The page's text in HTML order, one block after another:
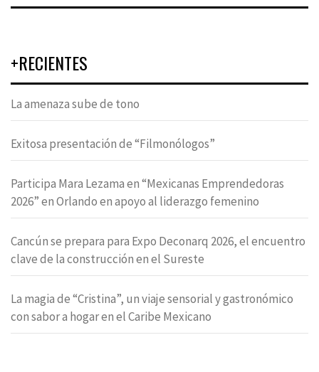
+RECIENTES
La amenaza sube de tono
Exitosa presentación de “Filmonólogos”
Participa Mara Lezama en “Mexicanas Emprendedoras
2026” en Orlando en apoyo al liderazgo femenino
Cancún se prepara para Expo Deconarq 2026, el encuentro
clave de la construcción en el Sureste
La magia de “Cristina”, un viaje sensorial y gastronómico
con sabor a hogar en el Caribe Mexicano